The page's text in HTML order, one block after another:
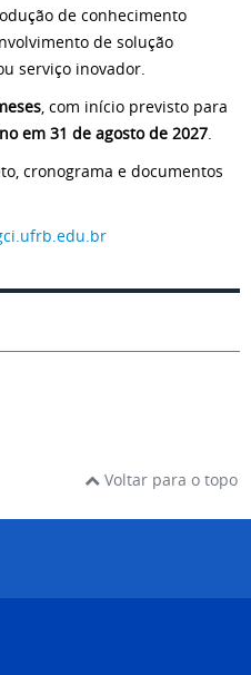
de conhecimento
de solução
serviço inovador.
, com início previsto para
em 31 de agosto de 2027.
cronograma e documentos
Voltar para o topo